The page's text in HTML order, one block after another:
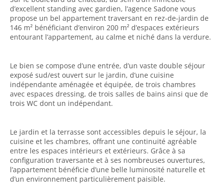
d’excellent standing avec gardien, l’agence Sadone vous
propose un bel appartement traversant en rez-de-jardin de
146 m² bénéficiant d’environ 200 m² d’espaces extérieurs
entourant l’appartement, au calme et niché dans la verdure.
Le bien se compose d’une entrée, d’un vaste double séjour
exposé sud/est ouvert sur le jardin, d’une cuisine
indépendante aménagée et équipée, de trois chambres
avec espaces dressing, de trois salles de bains ainsi que de
trois WC dont un indépendant.
Le jardin et la terrasse sont accessibles depuis le séjour, la
cuisine et les chambres, offrant une continuité agréable
entre les espaces intérieurs et extérieurs. Grâce à sa
configuration traversante et à ses nombreuses ouvertures,
l’appartement bénéficie d’une belle luminosité naturelle et
d’un environnement particulièrement paisible.